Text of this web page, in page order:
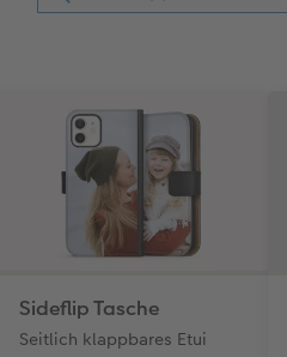
Coffeetable
CEWE
CEWE myPhotos
Zubehör
CEWE
Hartschaum
Wandgestaltung
CEWE myPhotos
Zubehör
CEWE
Foto-
Neuheiten
Sideflip Tasche
Seitlich klappbares Etui